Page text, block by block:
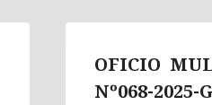
OFICIO
Nº068-2025-